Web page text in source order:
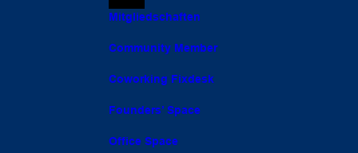
Mitgliedschaften
Community Member
Coworking Fixdesk
Founders’ Space
Office Space